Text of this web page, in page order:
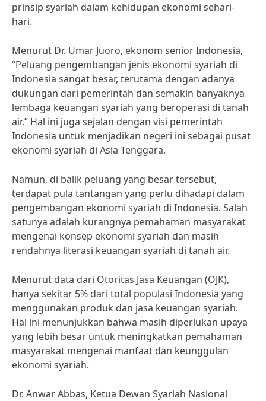
prinsip syariah dalam kehidupan ekonomi sehari-
hari.
Menurut Dr. Umar Juoro, ekonom senior Indonesia,
“Peluang pengembangan jenis ekonomi syariah di
Indonesia sangat besar, terutama dengan adanya
dukungan dari pemerintah dan semakin banyaknya
lembaga keuangan syariah yang beroperasi di tanah
air.” Hal ini juga sejalan dengan visi pemerintah
Indonesia untuk menjadikan negeri ini sebagai pusat
ekonomi syariah di Asia Tenggara.
Namun, di balik peluang yang besar tersebut,
terdapat pula tantangan yang perlu dihadapi dalam
pengembangan ekonomi syariah di Indonesia. Salah
satunya adalah kurangnya pemahaman masyarakat
mengenai konsep ekonomi syariah dan masih
rendahnya literasi keuangan syariah di tanah air.
Menurut data dari Otoritas Jasa Keuangan (OJK),
hanya sekitar 5% dari total populasi Indonesia yang
menggunakan produk dan jasa keuangan syariah.
Hal ini menunjukkan bahwa masih diperlukan upaya
yang lebih besar untuk meningkatkan pemahaman
masyarakat mengenai manfaat dan keunggulan
ekonomi syariah.
Dr. Anwar Abbas, Ketua Dewan Syariah Nasional